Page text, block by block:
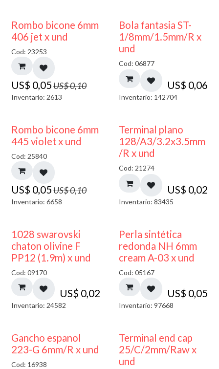
50% DESCUENTO
Rombo bicone 6mm
406 jet x und
Cod: 23253
US$ 0,05US$0,10
Inventario: 2613
Bola fantasia ST-
1/8mm/1.5mm/R x
und
Cod: 06877
US$ 0,06
Inventario: 142704
50% DESCUENTO
Rombo bicone 6mm
445 violet x und
Cod: 25840
US$ 0,05US$0,10
Inventario: 6658
Terminal plano
128/A3/3.2x3.5mm
/R x und
Cod: 21274
US$ 0,02
Inventario: 83435
1028 swarovski
chaton olivine F
PP12 (1.9m) x und
Cod: 09170
US$ 0,02
Inventario: 24582
Perla sintética
redonda NH 6mm
cream A-03 x und
Cod: 05167
US$ 0,05
Inventario: 97668
Gancho espanol
223-G 6mm/R x und
Cod: 16938
Terminal end cap
25/C/2mm/Raw x
und